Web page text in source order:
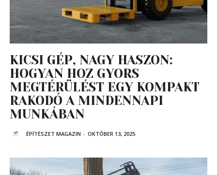
KICSI GÉP, NAGY HASZON:
HOGYAN HOZ GYORS
MEGTÉRÜLÉST EGY KOMPAKT
RAKODÓ A MINDENNAPI
MUNKÁBAN
ÉPÍTÉSZET MAGAZIN - OKTÓBER 13, 2025